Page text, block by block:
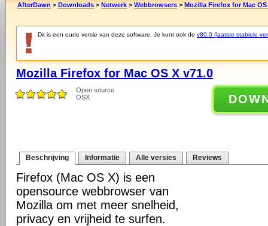
AfterDawn > Downloads > Netwerk > Webbrowsers > Mozilla Firefox for Mac OS
Dit is een oude versie van deze software. Je kunt ook de v80.0 (laatste stabiele
Mozilla Firefox for Mac OS X v71.0
Open source
OSX
Beschrijving Informatie Alle versies Reviews
Firefox (Mac OS X) is een
opensource webbrowser van
Mozilla om met meer snelheid,
privacy en vrijheid te surfen.